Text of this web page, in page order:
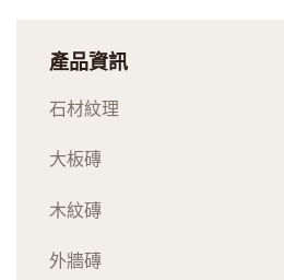
產品資訊
石材紋理
大板磚
木紋磚
外牆磚